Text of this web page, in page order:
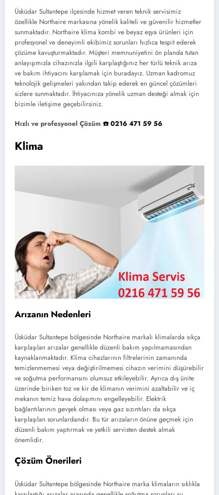
Üsküdar Sultantepe ilçesinde hizmet veren teknik servisimiz
özellikle Northaire markasına yönelik kaliteli ve güvenilir hizmetler
sunmaktadır. Northaire klima kombi ve beyaz eşya ürünleri için
profesyonel ve deneyimli ekibimiz sorunları hızlıca tespit ederek
çözüme kavuşturmaktadır. Müşteri memnuniyetini ön planda tutan
anlayışımızla cihazınızla ilgili karşılaştığınız her türlü teknik arıza
ve bakım ihtiyacını karşılamak için buradayız. Uzman kadromuz
teknolojik gelişmeleri yakından takip ederek en güncel çözümleri
sizlere sunmaktadır. İhtiyacınıza yönelik uzman desteği almak için
bizimle iletişime geçebilirsiniz.
Hızlı ve profesyonel Çözüm ☎️ 0216 471 59 56
Klima
Arızanın Nedenleri
Üsküdar Sultantepe bölgesinde Northaire markalı klimalarda sıkça
karşılaşılan arızalar genellikle düzenli bakım yapılmamasından
kaynaklanmaktadır. Klima cihazlarının filtrelerinin zamanında
temizlenmemesi veya değiştirilmemesi cihazın verimini düşürebilir
ve soğutma performansını olumsuz etkileyebilir. Ayrıca dış ünite
üzerinde biriken toz ve kir de klimanın verimini azaltabilir ve iç
mekanın temiz hava dolaşımını engelleyebilir. Elektrik
bağlantılarının gevşek olması veya gaz sızıntıları da sıkça
karşılaşılan sorunlardandır. Bu tür arızaların önüne geçmek için
düzenli bakım yaptırmak ve yetkili servisten destek almak
önemlidir.
Çözüm Önerileri
Üsküdar Sultantepe bölgesinde Northaire marka klimaların sıklıkla